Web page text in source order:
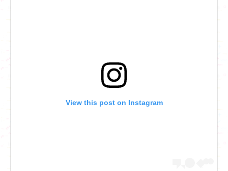
View this post on Instagram